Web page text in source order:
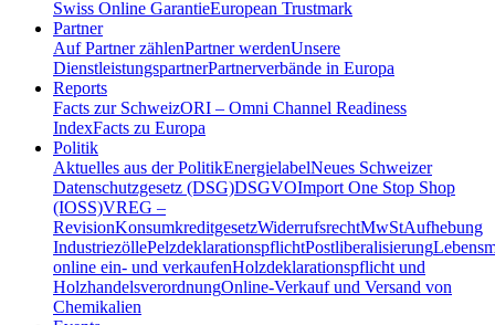
Swiss Online GarantieEuropean Trustmark
Partner
Auf Partner zählenPartner werdenUnsere
DienstleistungspartnerPartnerverbände in Europa
Reports
Facts zur SchweizORI – Omni Channel Readiness
IndexFacts zu Europa
Politik
Aktuelles aus der PolitikEnergielabelNeues Schweizer
Datenschutzgesetz (DSG)DSGVOImport One Stop Shop
(IOSS)VREG –
RevisionKonsumkreditgesetzWiderrufsrechtMwStAufhebung
IndustriezöllePelzdeklarationspflichtPostliberalisierung
online ein- und verkaufenHolzdeklarationspflicht und
HolzhandelsverordnungOnline-Verkauf und Versand von
Chemikalien